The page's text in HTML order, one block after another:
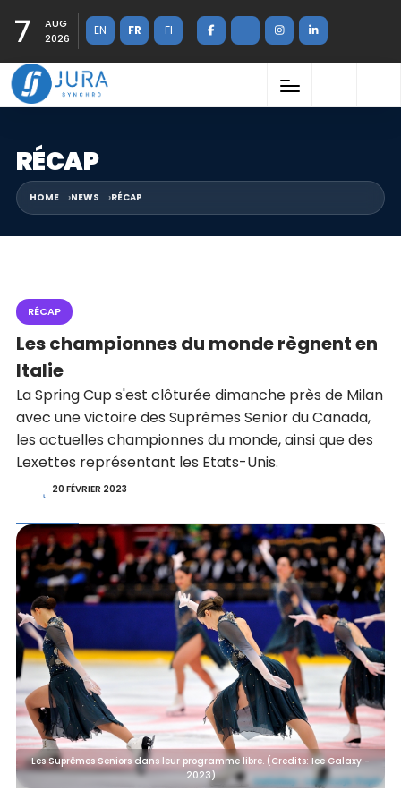
7
AUG
2026
EN FR FI
RÉCAP
HOME NEWS RÉCAP
RÉCAP
Les championnes du monde règnent en
Italie
La Spring Cup s'est clôturée dimanche près de Milan
avec une victoire des Suprêmes Senior du Canada,
les actuelles championnes du monde, ainsi que des
Lexettes représentant les Etats-Unis.
20 FÉVRIER 2023
Les Suprêmes Seniors dans leur programme libre. (Credits: Ice Galaxy -
2023)